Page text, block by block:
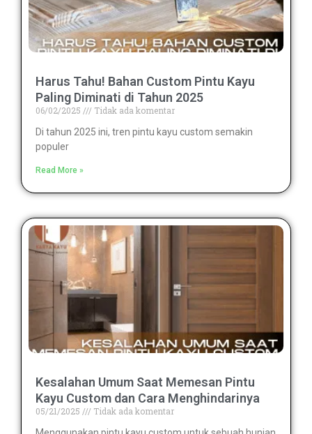
Harus Tahu! Bahan Custom Pintu Kayu
Paling Diminati di Tahun 2025
06/02/2025
Tidak ada komentar
Di tahun 2025 ini, tren pintu kayu custom semakin
populer
Read More »
Kesalahan Umum Saat Memesan Pintu
Kayu Custom dan Cara Menghindarinya
05/21/2025
Tidak ada komentar